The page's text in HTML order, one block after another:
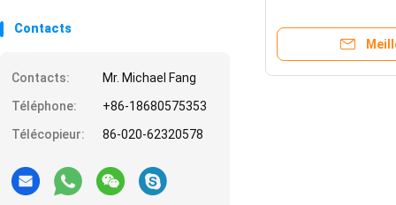
Contacts
Contacts:
Mr. Michael Fang
Téléphone:
+86-18680575353
Télécopieur:
86-020-62320578